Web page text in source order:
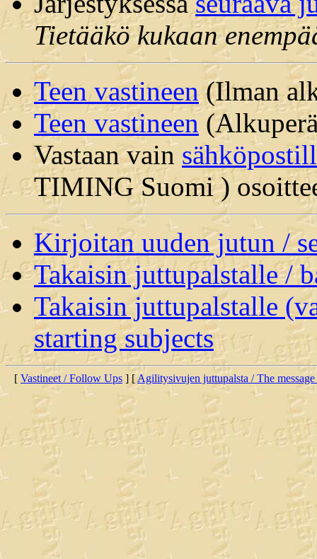
Tietääkö kukaan
Teen vastineen(Ilman
Teen vastineen
Vastaan vain
TIMING Suomi )
Kirjoitan uuden jutun /
Takaisin juttupalstalle /
Takaisin juttupalstalle
starting subjects
[ Vastineet / Follow Ups ] [Agilitysivujen juttupalsta / The